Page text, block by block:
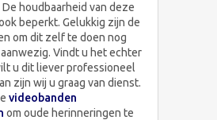
De houdbaarheid van deze
beperkt. Gelukkig zijn de
om dit zelf te doen nog
Vindt u het echter
u dit liever professioneel
zijn wij u graag van dienst.
videobanden
om oude herinneringen te